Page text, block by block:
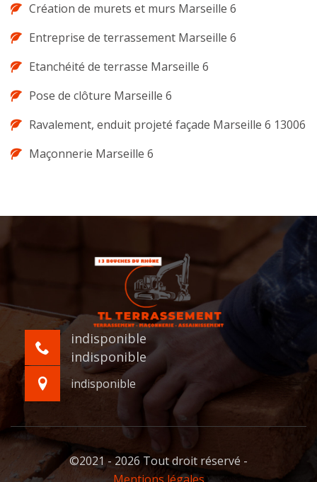
Création de murets et murs Marseille 6
Entreprise de terrassement Marseille 6
Etanchéité de terrasse Marseille 6
Pose de clôture Marseille 6
Ravalement, enduit projeté façade Marseille 6 13006
Maçonnerie Marseille 6
indisponible
indisponible
indisponible
©2021 - 2026 Tout droit réservé -